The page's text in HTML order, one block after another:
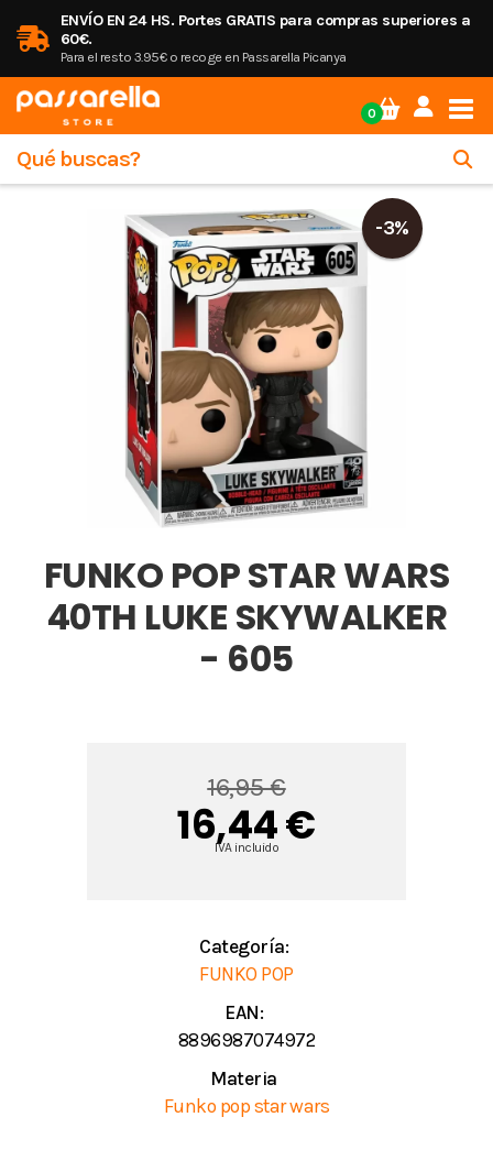
ENVÍO EN 24 HS. Portes GRATIS para compras superiores a
60€.
Para el resto 3.95€ o recoge en Passarella Picanya
0
-3%
FUNKO POP STAR WARS
40TH LUKE SKYWALKER
- 605
16,95 €
16,44 €
IVA incluido
Categoría:
FUNKO POP
EAN:
8896987074972
Materia
Funko pop star wars